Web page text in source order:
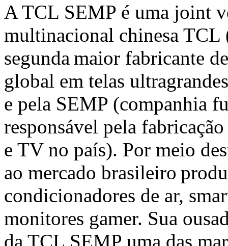
A TCL SEMP é uma joint
multinacional chinesa TCL
segunda maior fabricante
global em telas
e pela SEMP (companhia
responsável pela
e TV no país). Por meio
ao mercado brasileiro
condicionadores de ar,
monitores gamer. Sua
da TCL SEMP uma das